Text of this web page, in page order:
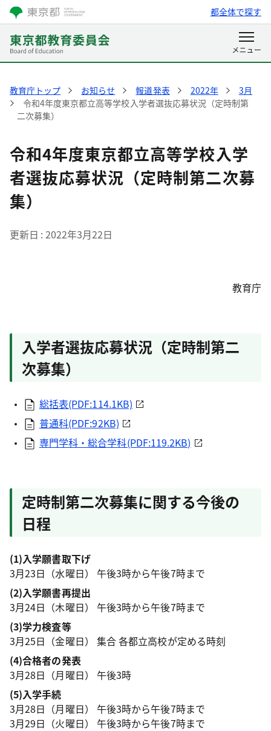
都全体で探す
教育庁トップ お知らせ 報道発表 2022年
3月
令和4年度東京都立高等学校入学者選抜応募状況（定時制第
二次募集）
令和4年度東京都立高等学校入学
者選抜応募状況（定時制第二次募
集）
更新日 2022年3月22日
教育庁
入学者選抜応募状況（定時制第二
次募集）
総括表(PDF:114.1KB)
普通科(PDF:92KB)
専門学科・総合学科(PDF:119.2KB)
定時制第二次募集に関する今後の
日程
(1)入学願書取下げ
3月23日（水曜日） 午後3時から午後7時まで
(2)入学願書再提出
3月24日（木曜日） 午後3時から午後7時まで
(3)学力検査等
3月25日（金曜日） 集合 各都立高校が定める時刻
(4)合格者の発表
3月28日（月曜日） 午後3時
(5)入学手続
3月28日（月曜日） 午後3時から午後7時まで
3月29日（火曜日） 午後3時から午後7時まで